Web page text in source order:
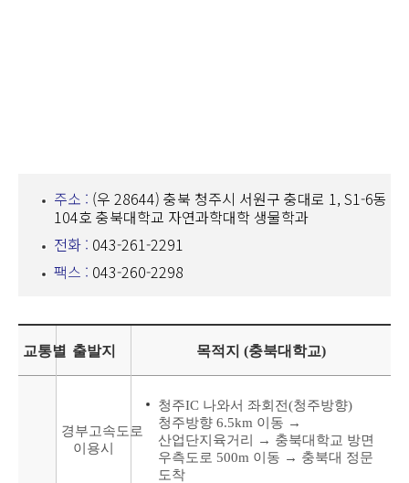
주소 : (우 28644) 충북 청주시 서원구 충대로 1, S1-6동
104호 충북대학교 자연과학대학 생물학과
전화 : 043-261-2291
팩스 : 043-260-2298
교통별 출발지 목적지 (충북대학교)
경부고속도로
이용시
청주IC 나와서 좌회전(청주방향)
청주방향 6.5km 이동 →
산업단지육거리 → 충북대학교 방면
우측도로 500m 이동 → 충북대 정문
도착